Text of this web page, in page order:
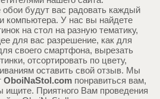
будут вас радовать каждый
компьютера. У нас вы найдете
на стол на разную тематику,
для вас разрешение, как для
своего смартфона, вырезать
отсортировать по цвету,
оставить свой отзыв. Мы
OboiNaStol.comпонравиться вам,
ищите. Приятного Вам проведения